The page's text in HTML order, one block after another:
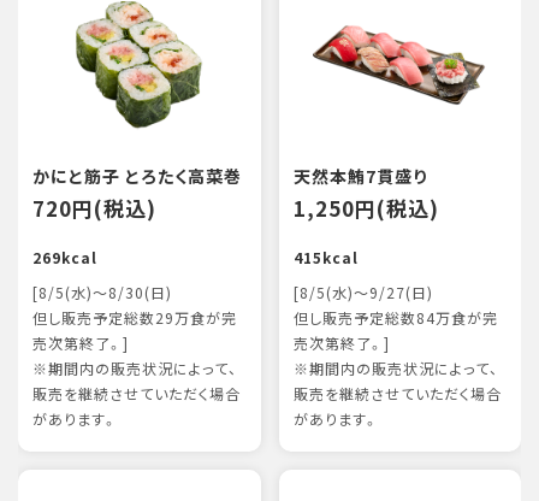
かにと筋子 とろたく高菜巻
720円(税込)
269kcal
[8/5(水)～8/30(日)
但し販売予定総数29万食が完
売次第終了。]
※期間内の販売状況によって、
販売を継続させていただく場合
があります。
天然本鮪7貫盛り
1,250円(税込)
415kcal
[8/5(水)～9/27(日)
但し販売予定総数84万食が完
売次第終了。]
※期間内の販売状況によって、
販売を継続させていただく場合
があります。